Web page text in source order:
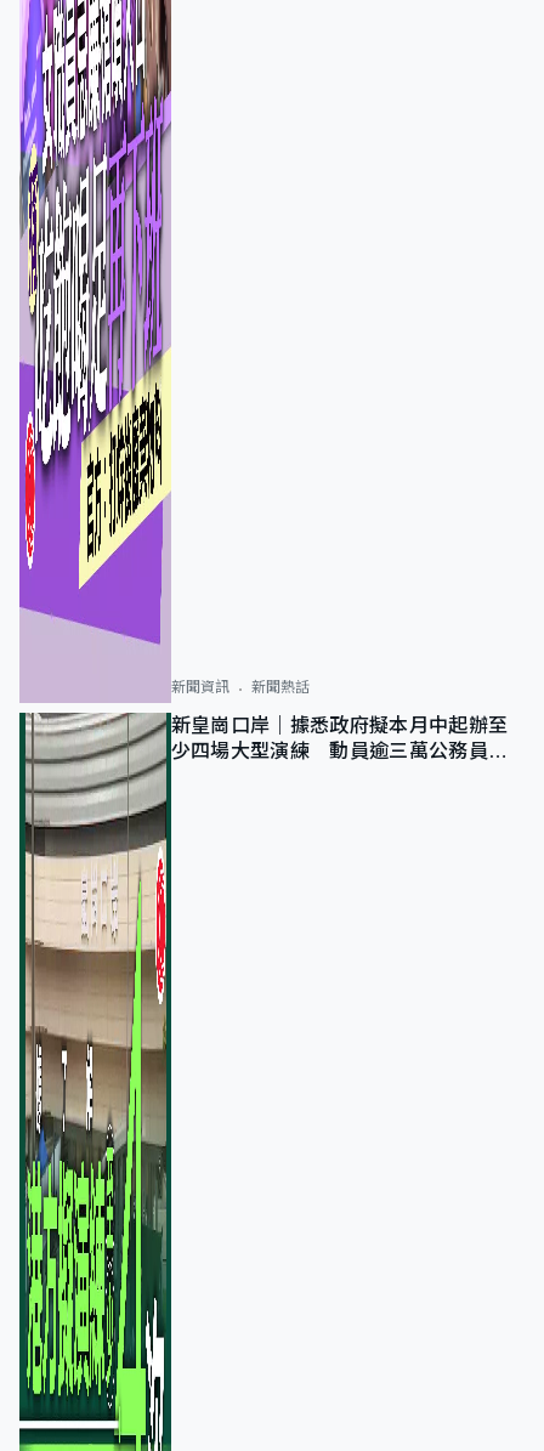
新聞資訊 新聞熱話
新皇崗口岸｜據悉政府擬本月中起辦至
少四場大型演練 動員逾三萬公務員人